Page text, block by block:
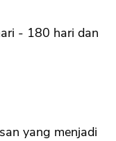
- 180 hari dan
yang menjadi